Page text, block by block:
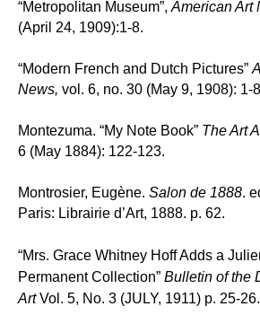
“Metropolitan Museum”, American Art
(April 24, 1909):1-8.
“Modern French and Dutch Pictures”
News, vol. 6, no. 30 (May 9, 1908): 1-
Montezuma. “My Note Book” The Art
6 (May 1884): 122-123.
Montrosier, Eugène. Salon de 1888.
Paris: Librairie d’Art, 1888. p. 62.
“Mrs. Grace Whitney Hoff Adds a
Permanent Collection” Bulletin of the
ArtVol. 5, No. 3 (JULY, 1911) p. 25-26.